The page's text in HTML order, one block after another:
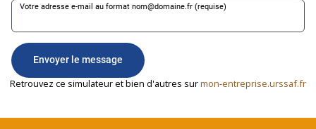
Retrouvez ce simulateur et bien d'autres surmon-entreprise.urssaf.fr